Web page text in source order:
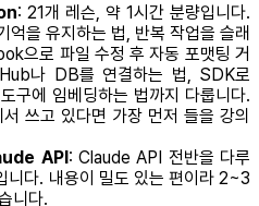
: 21개 레슨, 약 1시간 분량입니다.
을 유지하는 법, 반복 작업을 슬래
으로 파일 수정 후 자동 포맷팅 거
나 DB를 연결하는 법, SDK로
구에 임베딩하는 법까지 다룹니다.
쓰고 있다면 가장 먼저 들을 강의
API: Claude API 전반을 다루
니다. 내용이 밀도 있는 편이라 2~3
니다.